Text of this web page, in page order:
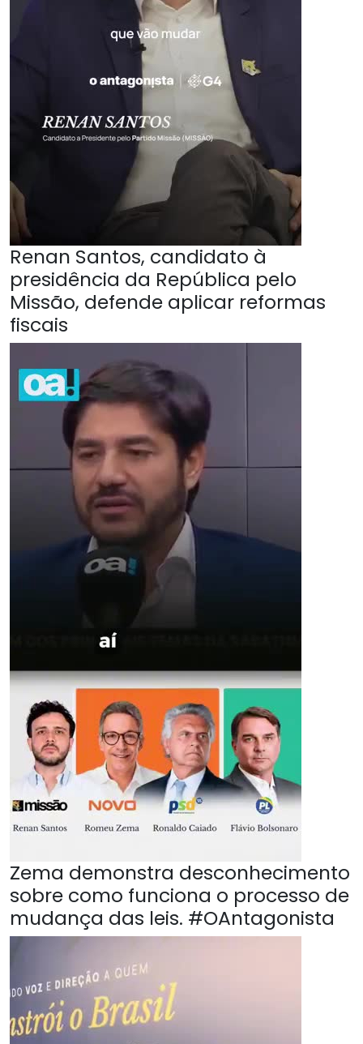
Renan Santos, candidato à
presidência da República pelo
Missão, defende aplicar reformas
fiscais
Zema demonstra desconhecimento
sobre como funciona o processo de
mudança das leis. #OAntagonista